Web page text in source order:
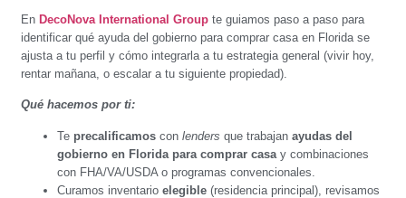
En DecoNova International Group te guiamos paso a paso para
identificar qué ayuda del gobierno para comprar casa en Florida se
ajusta a tu perfil y cómo integrarla a tu estrategia general (vivir hoy,
rentar mañana, o escalar a tu siguiente propiedad).
Qué hacemos por ti:
Te precalificamos conlenders que trabajanayudas del
gobierno en Florida para comprar casa y combinaciones
con FHA/VA/USDA o programas convencionales.
Curamos inventarioelegible (residencia principal), revisamos